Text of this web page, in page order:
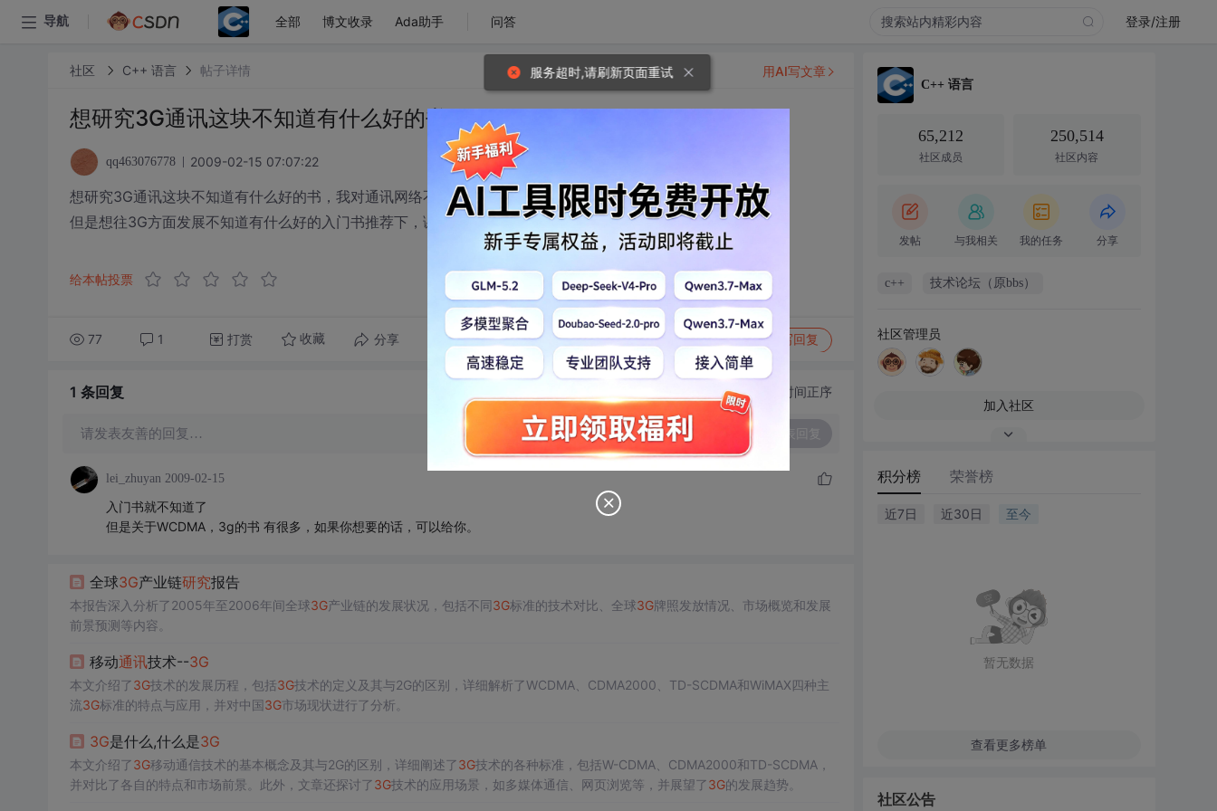
导航 全部 博文收录 Ada助手 问答 登录/注册
社区 C++ 语言 帖子详情
想研究3G通讯这块不知道有什么好的书
qq463076778 2009-02-15 07:07:22
想研究3G通讯这块不知道有什么好的书，我对通讯网络不是很了解，
但是想往3G方面发展不知道有什么好的入门书推荐下，谢谢大家
给本帖投票
77 1 打赏 收藏 分享 转发到动态 举报 写回复
用AI写文章
1 条回复 切换为时间正序
请发表友善的回复…
lei_zhuyan 2009-02-15
入门书就不知道了
但是关于WCDMA，3g的书 有很多，如果你想要的话，可以给你。
全球3G产业链研究报告
本报告深入分析了2005年至2006年间全球3G产业链的发展状况，包括不同3G标准的技术对比、全球3G牌照发放情况、市场概览和发展
前景预测等内容。
移动通讯技术--3G
本文介绍了3G技术的发展历程，包括3G技术的定义及其与2G的区别，详细解析了WCDMA、CDMA2000、TD-SCDMA和WiMAX四种主
流3G标准的特点与应用，并对中国3G市场现状进行了分析。
3G是什么,什么是3G
本文介绍了3G移动通信技术的基本概念及其与2G的区别，详细阐述了3G技术的各种标准，包括W-CDMA、CDMA2000和TD-SCDMA，
并对比了各自的特点和市场前景。此外，文章还探讨了3G技术的应用场景，如多媒体通信、网页浏览等，并展望了3G的发展趋势。
C++ 语言
65,212
社区成员
250,514
社区内容
发帖 与我相关 我的任务 分享
c++ 技术论坛（原bbs）
社区管理员
加入社区
积分榜 荣誉榜
近7日 近30日 至今
暂无数据
查看更多榜单
社区公告
服务超时,请刷新页面重试